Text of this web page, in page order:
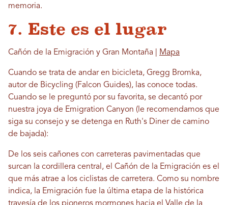
memoria.
7. Este es el lugar
Cañón de la Emigración y Gran Montaña | Mapa
Cuando se trata de andar en bicicleta, Gregg Bromka,
autor de Bicycling (Falcon Guides), las conoce todas.
Cuando se le preguntó por su favorita, se decantó por
nuestra joya de Emigration Canyon (le recomendamos que
siga su consejo y se detenga en Ruth's Diner de camino
de bajada):
De los seis cañones con carreteras pavimentadas que
surcan la cordillera central, el Cañón de la Emigración es el
que más atrae a los ciclistas de carretera. Como su nombre
indica, la Emigración fue la última etapa de la histórica